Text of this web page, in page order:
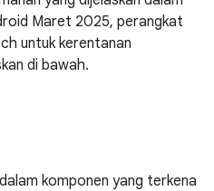
Maret 2025, perangkat
untuk kerentanan
di bawah.
komponen yang terkena